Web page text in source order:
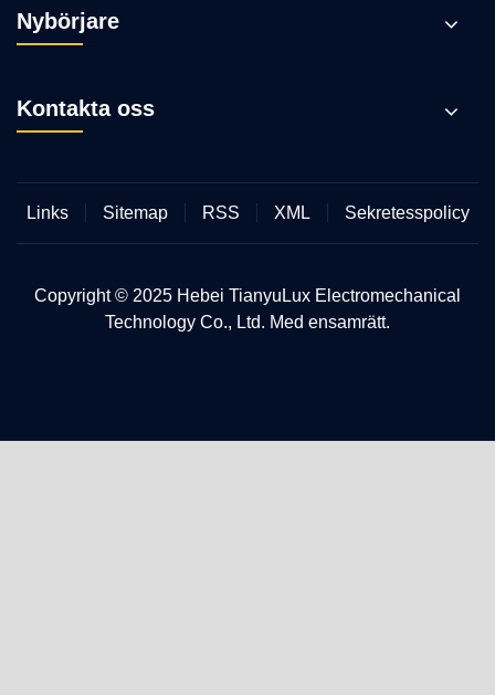
Nybörjare
Kontakta oss
Links Sitemap RSS XML Sekretesspolicy
Copyright © 2025 Hebei TianyuLux Electromechanical
Technology Co., Ltd. Med ensamrätt.